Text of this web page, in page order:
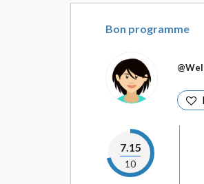
Bon programme
7.15
10